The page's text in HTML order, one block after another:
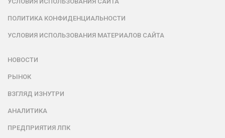
ПОЛИТИКА КОНФИДЕНЦИАЛЬНОСТИ
УСЛОВИЯ ИСПОЛЬЗОВАНИЯ МАТЕРИАЛОВ САЙТА
НОВОСТИ
РЫНОК
ВЗГЛЯД ИЗНУТРИ
АНАЛИТИКА
ПРЕДПРИЯТИЯ ЛПК